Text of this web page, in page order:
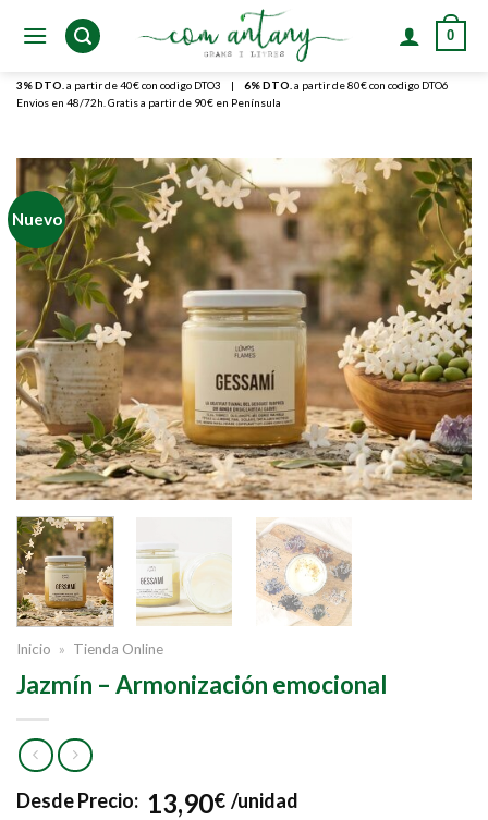
0
3% DTO. a partir de 40€ con codigo DTO3 | 6% DTO. a partir de 80€ con codigo DTO6
Envios en 48/72h. Gratis a partir de 90€ en Península
Nuevo
Inicio » Tienda Online
Jazmín – Armonización emocional
DesdePrecio: 13,90€ /unidad